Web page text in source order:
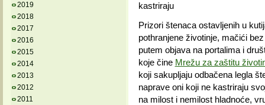
2019
2018
2017
2016
2015
2014
2013
2012
2011
kastriraju
Prizori štenaca ostavljenih u
pothranjene životinje, mačići
putem objava na portalima i
koje čine Mrežu za zaštitu
koji sakupljaju odbačena legla
naprave oni koji ne kastriraju
na milost i nemilost hladnoće,